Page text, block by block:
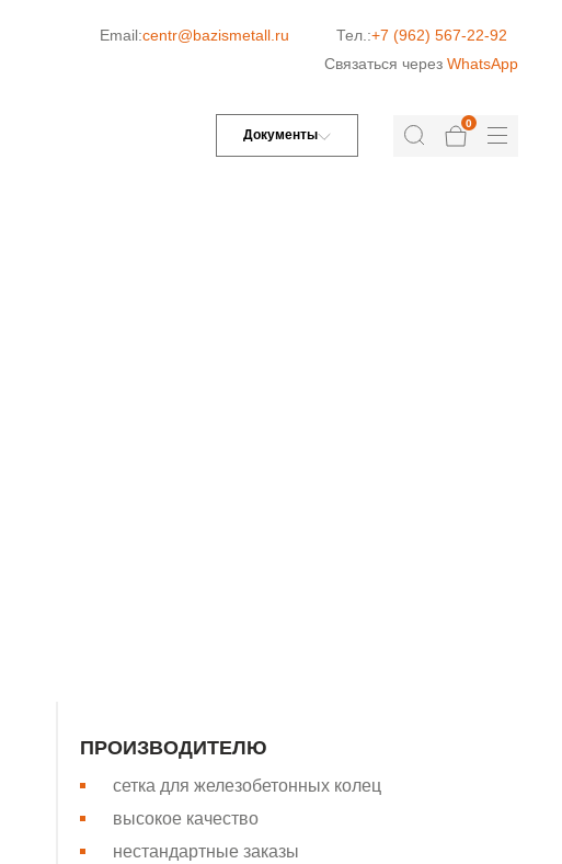
Email:centr@bazismetall.ru Тел.:+7 (962) 567-22-92
Связаться через WhatsApp
Документы
0
ПРОИЗВОДИТЕЛЮ
сетка для железобетонных колец
высокое качество
нестандартные заказы